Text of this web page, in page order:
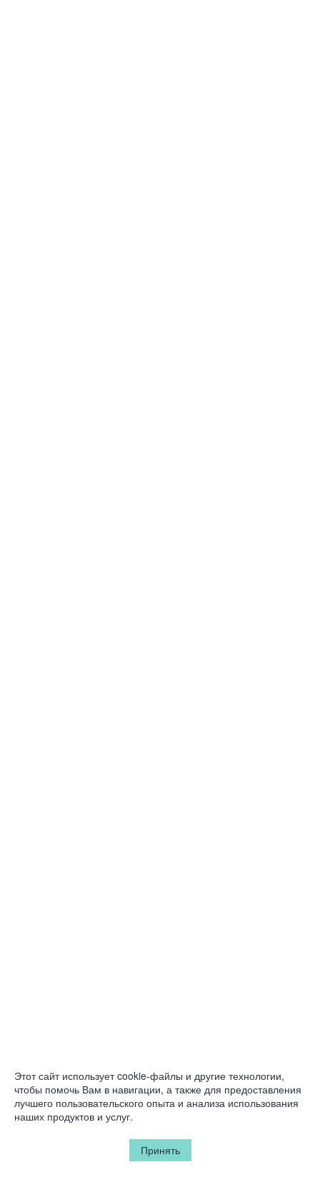
Этот сайт использует cookie-файлы и другие технологии,
чтобы помочь Вам в навигации, а также для предоставления
лучшего пользовательского опыта и анализа использования
наших продуктов и услуг.
Принять